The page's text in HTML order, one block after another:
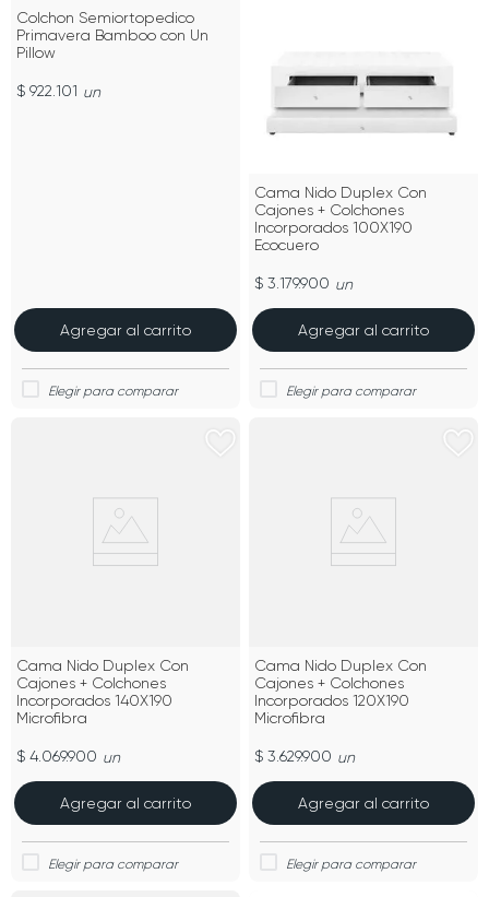
Colchon Semiortopedico
Primavera Bamboo con Un
Pillow
$ 922.101 un
Agregar al carrito
Cama Nido Duplex Con
Cajones + Colchones
Incorporados 100X190
Ecocuero
$ 3.179.900 un
Agregar al carrito
Cama Nido Duplex Con
Cajones + Colchones
Incorporados 140X190
Microfibra
$ 4.069.900 un
Agregar al carrito
Cama Nido Duplex Con
Cajones + Colchones
Incorporados 120X190
Microfibra
$ 3.629.900 un
Agregar al carrito